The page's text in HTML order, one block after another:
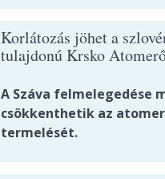
Korlátozás jöhet a
tulajdonú Krsko
A Száva felmelegedése
csökkenthetik az
termelését.